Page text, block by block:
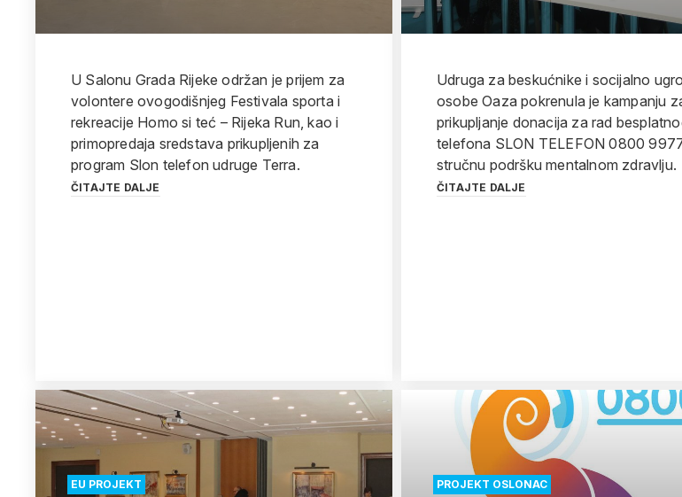
U Salonu Grada Rijeke održan je prijem za
volontere ovogodišnjeg Festivala sporta i
rekreacije Homo si teć – Rijeka Run, kao i
primopredaja sredstava prikupljenih za
program Slon telefon udruge Terra.
ČITAJTE DALJE
Udruga za beskućnike i socijalno
osobe Oaza pokrenula je kampanju
prikupljanje donacija za rad
telefona SLON TELEFON 0800
stručnu podršku mentalnom zdravlju.
ČITAJTE DALJE
EU PROJEKT PROJEKT OSLONAC